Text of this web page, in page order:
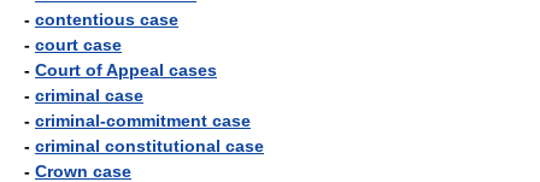
- contentious case
- court case
- Court of Appeal cases
- criminal case
- criminal-commitment case
- criminal constitutional case
- Crown case